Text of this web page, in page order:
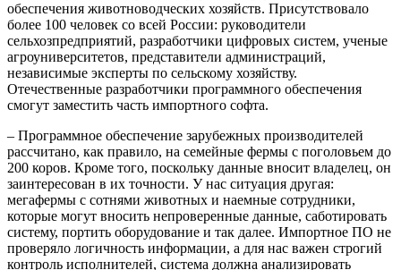
обеспечения животноводческих хозяйств. Присутствовало
более 100 человек со всей России: руководители
сельхозпредприятий, разработчики цифровых систем, ученые
агроуниверситетов, представители администраций,
независимые эксперты по сельскому хозяйству.
Отечественные разработчики программного обеспечения
смогут заместить часть импортного софта.
– Программное обеспечение зарубежных производителей
рассчитано, как правило, на семейные фермы с поголовьем до
200 коров. Кроме того, поскольку данные вносит владелец, он
заинтересован в их точности. У нас ситуация другая:
мегафермы с сотнями животных и наемные сотрудники,
которые могут вносить непроверенные данные, саботировать
систему, портить оборудование и так далее. Импортное ПО не
проверяло логичность информации, а для нас важен строгий
контроль исполнителей, система должна анализировать